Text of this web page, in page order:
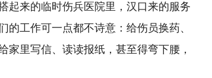
起来的临时伤兵医院里，汉口来的服务
工作可一点都不诗意：给伤员换药、
家里写信、读读报纸，甚至得弯下腰，